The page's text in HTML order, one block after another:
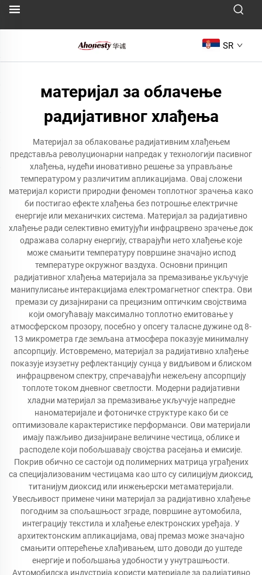
SR
материјал за облачење
радијативног хлађења
Материјал за облаковање радијативним хлађењем
представља револуционарни напредак у технологији пасивног
хлађења, нудећи иновативно решење за управљање
температуром у различитим апликацијама. Овај сложени
материјал користи природни феномен топлотног зрачења како
би постигао ефекте хлађења без потрошње електричне
енергије или механичких система. Материјал за радијативно
хлађење ради селективно емитујући инфрацрвено зрачење док
одражава соларну енергију, стварајући нето хлађење које
може смањити температуру површине значајно испод
температуре окружног ваздуха. Основни принцип
радијативног хлађења материјала за премазивање укључује
манипулисање интеракцијама електромагнетног спектра. Ови
премази су дизајнирани са прецизним оптичким својствима
који омогућавају максимално топлотно емитовање у
атмосферском прозору, посебно у опсегу таласне дужине од 8-
13 микрометра где земљана атмосфера показује минималну
апсорпцију. Истовремено, материјал за радијативно хлађење
показује изузетну рефлектанцију сунца у видљивом и блиском
инфрацрвеном спектру, спречавајући нежељену апсорпцију
топлоте током дневног светлости. Модерни радијативни
хладни материјал за премазивање укључује напредне
наноматеријале и фотоничке структуре како би се
оптимизовале карактеристике перформанси. Ови материјали
имају пажљиво дизајниране величине честица, облике и
расподеле који побољшавају својства расејања и емисије.
Покрив обично се састоји од полимерних матрица уграђених
са специјализованим честицама као што су силицијум диоксид,
титанијум диоксид или инжењерски метаматеријали.
Увесљивост примене чини материјал за радијативно хлађење
погодним за спољашњост зграде, површине аутомобила,
интеграцију текстила и хлађење електронских уређаја. У
архитектонским апликацијама, овај премаз може значајно
смањити оптерећење хлађивањем, што доводи до уштеде
енергије и побољшања удобности у унутрашњости.
Аутомобилска индустрија користи материјале за радијативно